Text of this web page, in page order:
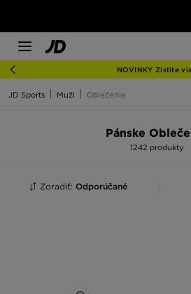
NOVINKY Zistite
JD Sports Muži Oblečenie
Pánske
1242 produkty
Zoradiť: Odporúčané